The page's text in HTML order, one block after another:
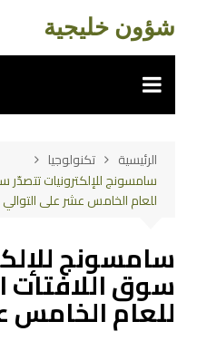
المحتوى
شؤون خليجية
الرئيسية
تكنولوجيا
سامسونج للإلكترونيات تتصدّر
للعام الخامس عشر على التوالي
سامسونج
سوق اللافتات
للعام الخامس